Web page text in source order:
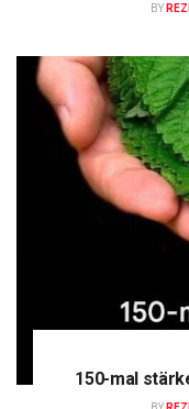
BY
150-mal